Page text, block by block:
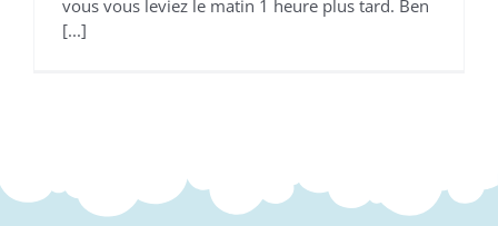
vous vous leviez le matin 1 heure plus tard. Ben
[...]